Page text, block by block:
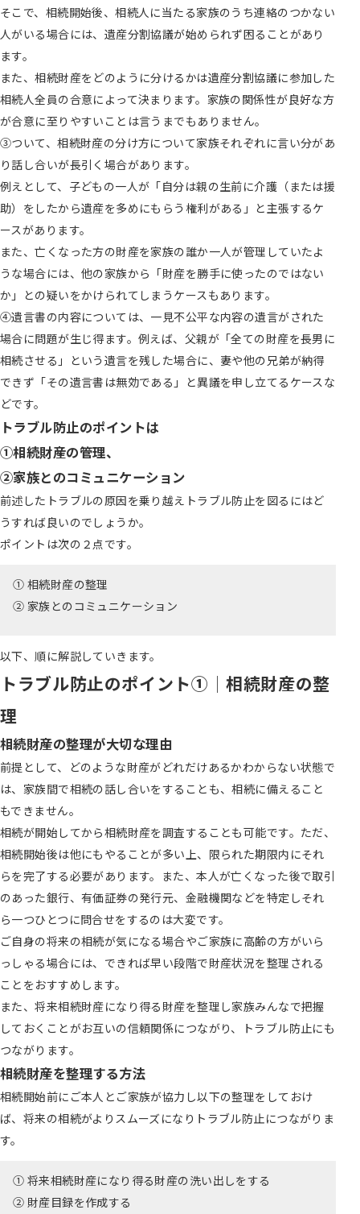
そこで、相続開始後、相続人に当たる家族のうち連絡のつかない
人がいる場合には、遺産分割協議が始められず困ることがあり
ます。
また、相続財産をどのように分けるかは遺産分割協議に参加した
相続人全員の合意によって決まります。家族の関係性が良好な方
が合意に至りやすいことは言うまでもありません。
③ついて、相続財産の分け方について家族それぞれに言い分があ
り話し合いが長引く場合があります。
例えとして、子どもの一人が「自分は親の生前に介護（または援
助）をしたから遺産を多めにもらう権利がある」と主張するケ
ースがあります。
また、亡くなった方の財産を家族の誰か一人が管理していたよ
うな場合には、他の家族から「財産を勝手に使ったのではない
か」との疑いをかけられてしまうケースもあります。
④遺言書の内容については、一見不公平な内容の遺言がされた
場合に問題が生じ得ます。例えば、父親が「全ての財産を長男に
相続させる」という遺言を残した場合に、妻や他の兄弟が納得
できず「その遺言書は無効である」と異議を申し立てるケースな
どです。
トラブル防止のポイントは
①相続財産の管理、
②家族とのコミュニケーション
前述したトラブルの原因を乗り越えトラブル防止を図るにはど
うすれば良いのでしょうか。
ポイントは次の２点です。
① 相続財産の整理
② 家族とのコミュニケーション
以下、順に解説していきます。
トラブル防止のポイント① │相続財産の整
理
相続財産の整理が大切な理由
前提として、どのような財産がどれだけあるかわからない状態で
は、家族間で相続の話し合いをすることも、相続に備えること
もできません。
相続が開始してから相続財産を調査することも可能です。ただ、
相続開始後は他にもやることが多い上、限られた期限内にそれ
らを完了する必要があります。また、本人が亡くなった後で取引
のあった銀行、有価証券の発行元、金融機関などを特定しそれ
ら一つひとつに問合せをするのは大変です。
ご自身の将来の相続が気になる場合やご家族に高齢の方がいら
っしゃる場合には、できれば早い段階で財産状況を整理される
ことをおすすめします。
また、将来相続財産になり得る財産を整理し家族みんなで把握
しておくことがお互いの信頼関係につながり、トラブル防止にも
つながります。
相続財産を整理する方法
相続開始前にご本人とご家族が協力し以下の整理をしておけ
ば、将来の相続がよりスムーズになりトラブル防止につながりま
す。
① 将来相続財産になり得る財産の洗い出しをする
② 財産目録を作成する